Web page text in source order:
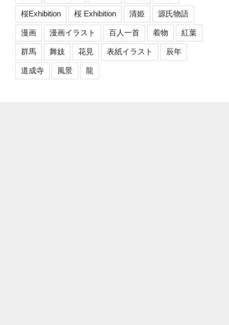
桜Exhibition 桜 Exhibition 清姫 源氏物語
漫画 漫画イラスト 百人一首 着物 紅葉
群馬 舞妓 花見 表紙イラスト 辰年
道成寺 風景 龍